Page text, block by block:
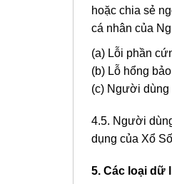
hoặc chia sẻ
cá nhân của
(a) Lỗi phần
(b) Lỗ hổng
(c) Người dùng
4.5. Người
dụng của Xổ
5. Các loại dữ